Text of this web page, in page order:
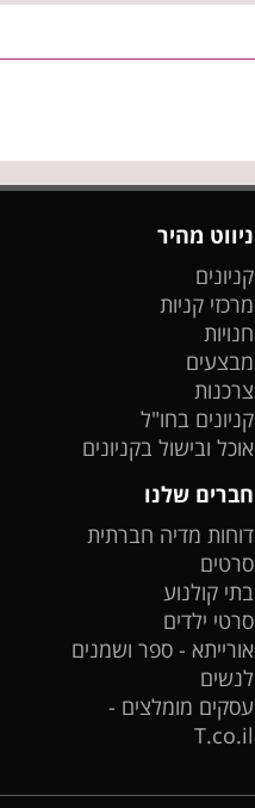
ניווט מהיר
קניונים
מרכזי קניות
חנויות
מבצעים
צרכנות
קניונים בחו"ל
אוכל ובישול בקניונים
חברים שלנו
דוחות מדיה חברתית
סרטים
בתי קולנוע
סרטי ילדים
אורייתא - ספר ושמנים
לנשים
עסקים מומלצים -
T.co.il